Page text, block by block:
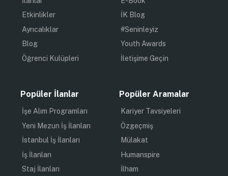
Etkinlikler
Ayrıcalıklar
Blog
Öğrenci Kulüpleri
İK Blog
#Seninleyiz
Youth Awards
İletişime Geçin
Popüler İlanlar
İşe Alım Programları
Yeni Mezun İş İlanları
İstanbul İş İlanları
İş İlanları
Staj İlanları
Popüler Aramalar
Kariyer Tavsiyeleri
Özgeçmiş
Mülakat
Humanspire
İlham